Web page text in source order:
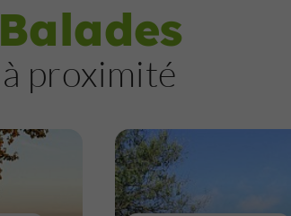
Balades
à proximité